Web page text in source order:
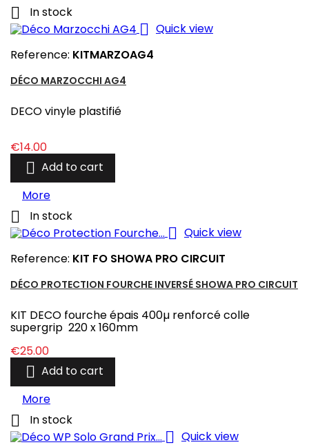
 In stock
 Quick view
Reference: KITMARZOAG4
DÉCO MARZOCCHI AG4
DECO vinyle plastifié
Price
€14.00
 Add to cart
More
 In stock
 Quick view
Reference: KIT FO SHOWA PRO CIRCUIT
DÉCO PROTECTION FOURCHE INVERSÉ SHOWA PRO CIRCUIT
KIT DECO fourche épais 400µ renforcé colle
supergrip 220 x 160mm
Price
€25.00
 Add to cart
More
 In stock
 Quick view